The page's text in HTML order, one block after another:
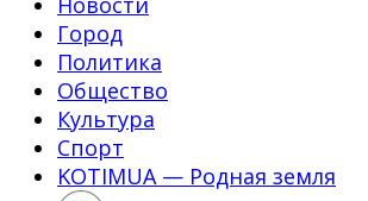
Город
Политика
Общество
Культура
Спорт
KOTIMUA — Родная земля